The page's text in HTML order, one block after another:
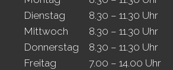
Dienstag 8.30 – 11.30 Uhr
Mittwoch 8.30 – 11.30 Uhr
Donnerstag 8.30 – 11.30 Uhr
Freitag 7.00 – 14.00 Uhr